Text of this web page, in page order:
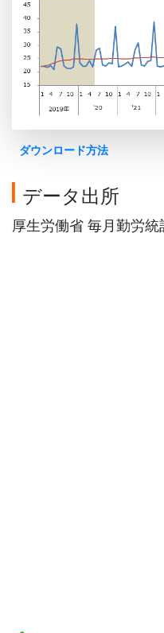
ダウンロード方法
データ出所
厚生労働省 毎月勤労